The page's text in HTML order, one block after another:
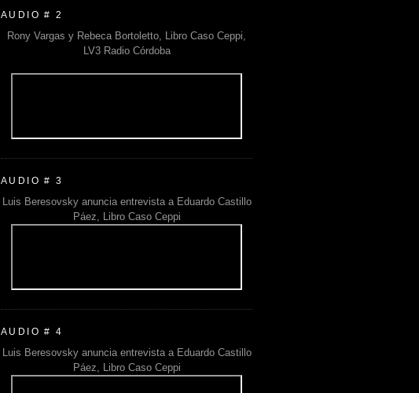
AUDIO # 2
Rony Vargas y Rebeca Bortoletto, Libro Caso Ceppi,
LV3 Radio Córdoba
AUDIO # 3
Luis Beresovsky anuncia entrevista a Eduardo Castillo
Páez, Libro Caso Ceppi
AUDIO # 4
Luis Beresovsky anuncia entrevista a Eduardo Castillo
Páez, Libro Caso Ceppi